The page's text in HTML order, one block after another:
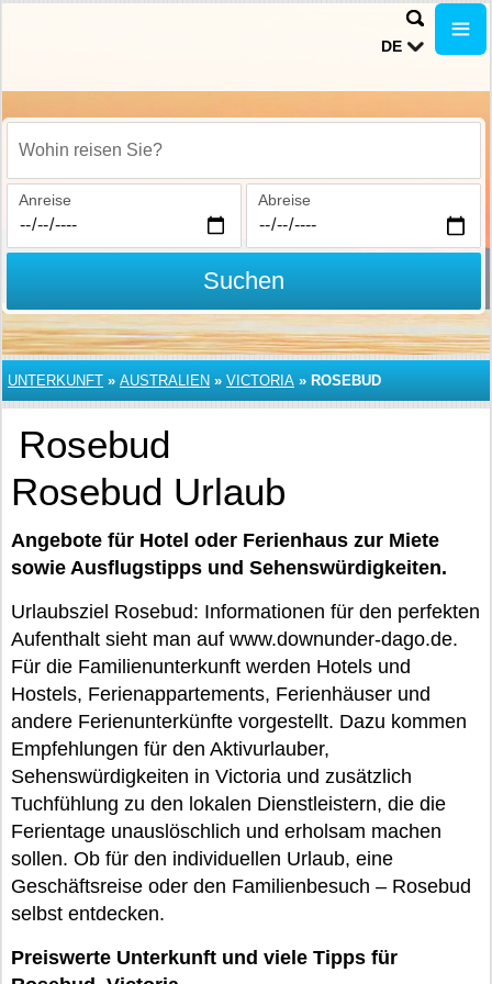
DE
Wohin reisen Sie?
Anreise Abreise
Suchen
UNTERKUNFT » AUSTRALIEN » VICTORIA » ROSEBUD
Rosebud
Rosebud Urlaub
Angebote für Hotel oder Ferienhaus zur Miete
sowie Ausflugstipps und Sehenswürdigkeiten.
Urlaubsziel Rosebud: Informationen für den perfekten
Aufenthalt sieht man auf www.downunder-dago.de.
Für die Familienunterkunft werden Hotels und
Hostels, Ferienappartements, Ferienhäuser und
andere Ferienunterkünfte vorgestellt. Dazu kommen
Empfehlungen für den Aktivurlauber,
Sehenswürdigkeiten in Victoria und zusätzlich
Tuchfühlung zu den lokalen Dienstleistern, die die
Ferientage unauslöschlich und erholsam machen
sollen. Ob für den individuellen Urlaub, eine
Geschäftsreise oder den Familienbesuch – Rosebud
selbst entdecken.
Preiswerte Unterkunft und viele Tipps für